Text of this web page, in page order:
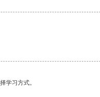
学习方式。